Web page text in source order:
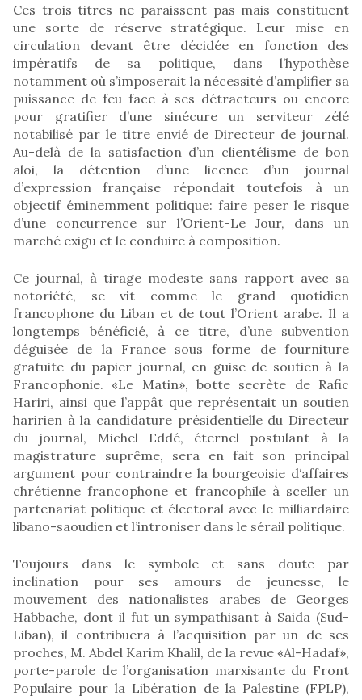
Ces trois titres ne paraissent pas mais constituent
une sorte de réserve stratégique. Leur mise en
circulation devant être décidée en fonction des
impératifs de sa politique, dans l’hypothèse
notamment où s’imposerait la nécessité d’amplifier sa
puissance de feu face à ses détracteurs ou encore
pour gratifier d’une sinécure un serviteur zélé
notabilisé par le titre envié de Directeur de journal.
Au-delà de la satisfaction d’un clientélisme de bon
aloi, la détention d’une licence d’un journal
d’expression française répondait toutefois à un
objectif éminemment politique: faire peser le risque
d’une concurrence sur l’Orient-Le Jour, dans un
marché exigu et le conduire à composition.
Ce journal, à tirage modeste sans rapport avec sa
notoriété, se vit comme le grand quotidien
francophone du Liban et de tout l’Orient arabe. Il a
longtemps bénéficié, à ce titre, d’une subvention
déguisée de la France sous forme de fourniture
gratuite du papier journal, en guise de soutien à la
Francophonie. «Le Matin», botte secrète de Rafic
Hariri, ainsi que l’appât que représentait un soutien
haririen à la candidature présidentielle du Directeur
du journal, Michel Eddé, éternel postulant à la
magistrature suprême, sera en fait son principal
argument pour contraindre la bourgeoisie d‘affaires
chrétienne francophone et francophile à sceller un
partenariat politique et électoral avec le milliardaire
libano-saoudien et l’introniser dans le sérail politique.
Toujours dans le symbole et sans doute par
inclination pour ses amours de jeunesse, le
mouvement des nationalistes arabes de Georges
Habbache, dont il fut un sympathisant à Saida (Sud-
Liban), il contribuera à l’acquisition par un de ses
proches, M. Abdel Karim Khalil, de la revue «Al-Hadaf»,
porte-parole de l’organisation marxisante du Front
Populaire pour la Libération de la Palestine (FPLP),